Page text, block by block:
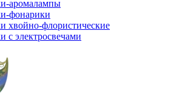
аромалампы
фонарики
хвойно-флористические
с электросвечами